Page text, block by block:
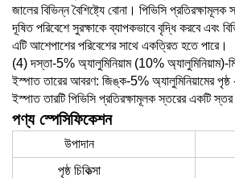
জালের বিভিন্ন বৈশিষ্ট্যে বোনা। পিভিসি
দূষিত পরিবেশে সুরক্ষাকে ব্যাপকভাবে বৃদ্ধি করবে এবং
এটি আশেপাশের পরিবেশের সাথে একত্রিত হতে পারে।
(4) দস্তা-5% অ্যালুমিনিয়াম (10% অ্যালুমিনিয়াম)-
ইস্পাত তারের আবরণ: জিঙ্ক-5% অ্যালুমিনিয়ামের পৃষ্ঠ
ইস্পাত তারটি পিভিসি প্রতিরক্ষামূলক স্তরের একটি
পণ্য স্পেসিফিকেশন
উপাদান
পৃষ্ঠ চিকিত্সা